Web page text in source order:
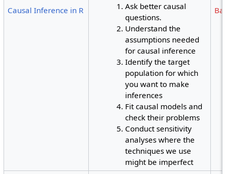
Causal Inference in R
Ask better causal
questions.
Understand the
assumptions needed
for causal inference
Identify the target
population for which
you want to make
inferences
Fit causal models and
check their problems
Conduct sensitivity
analyses where the
techniques we use
might be imperfect